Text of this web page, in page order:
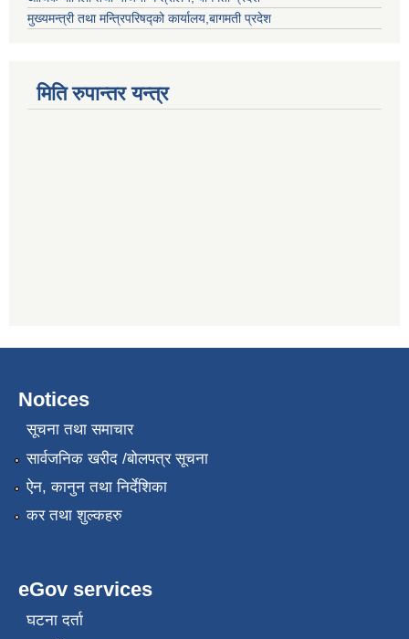
मुख्यमन्त्री तथा मन्त्रिपरिषद्को कार्यालय,बागमती प्रदेश
मिति रुपान्तर यन्त्र
Notices
सूचना तथा समाचार
सार्वजनिक खरीद /बोलपत्र सूचना
ऐन, कानुन तथा निर्देशिका
कर तथा शुल्कहरु
eGov services
घटना दर्ता